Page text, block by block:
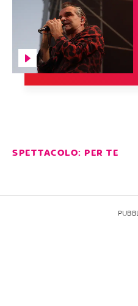
SPETTACOLO: PER TE